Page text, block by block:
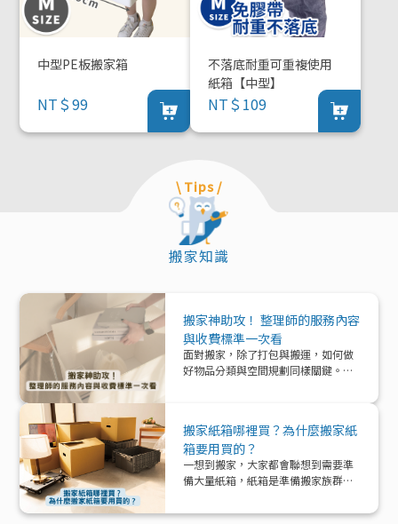
中型PE板搬家箱
NT＄99
不落底耐重可重複使用
紙箱【中型】
NT＄109
\ Tips /
搬家知識
搬家神助攻！ 整理師的服務內容
與收費標準一次看
面對搬家，除了打包與搬運，如何做
好物品分類與空間規劃同樣關鍵。本
一次解析！
搬家紙箱哪裡買？為什麼搬家紙
箱要用買的？
一想到搬家，大家都會聯想到需要準
備大量紙箱，紙箱是準備搬家族群的